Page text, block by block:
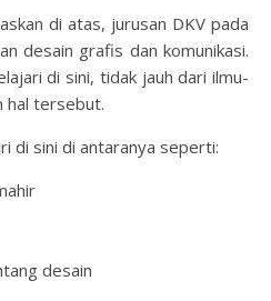
di atas, jurusan DKV pada
desain grafis dan komunikasi.
di sini, tidak jauh dari ilmu-
hal tersebut.
di sini di antaranya seperti:
desain